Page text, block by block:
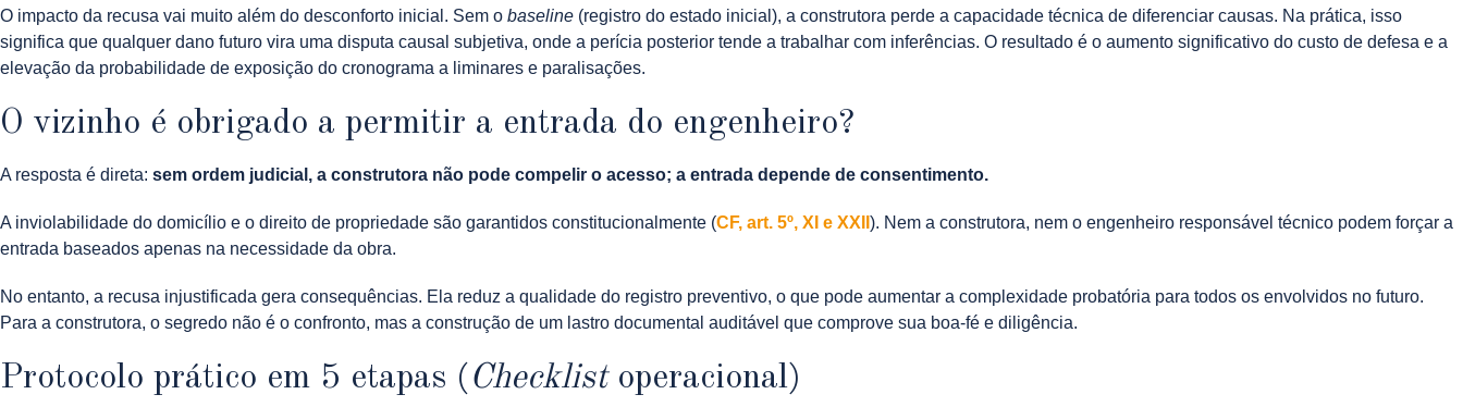
O impacto da recusa vai muito além do desconforto inicial. Sem o baseline (registro do estado inicial), a construtora perde a capacidade técnica de diferenciar causas. Na prática, isso
significa que qualquer dano futuro vira uma disputa causal subjetiva, onde a perícia posterior tende a trabalhar com inferências. O resultado é o aumento significativo do custo de defesa e a
elevação da probabilidade de exposição do cronograma a liminares e paralisações.
O vizinho é obrigado a permitir a entrada do engenheiro?
A resposta é direta: sem ordem judicial, a construtora não pode compelir o acesso; a entrada depende de consentimento.
A inviolabilidade do domicílio e o direito de propriedade são garantidos constitucionalmente (CF, art. 5º, XI e XXII ). Nem a construtora, nem o engenheiro responsável técnico podem forçar a
entrada baseados apenas na necessidade da obra.
No entanto, a recusa injustificada gera consequências. Ela reduz a qualidade do registro preventivo, o que pode aumentar a complexidade probatória para todos os envolvidos no futuro.
Para a construtora, o segredo não é o confronto, mas a construção de um lastro documental auditável que comprove sua boa-fé e diligência.
Protocolo prático em 5 etapas ( Checklistoperacional)